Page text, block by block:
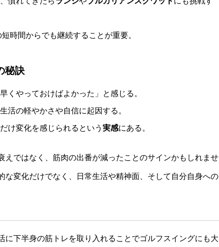
時間からでも継続することが重要。
秘訣
くやっておけばよかった」と感じる。
活の軽やかさや自信に起因する。
け変化を感じられるという 実感にある。
えではなく、筋肉の出番が減ったことのサインかもしれませ
な変化だけでなく、日常生活や精神面、そして自分自身への
に下半身の筋トレを取り入れることでゴルフスイングにも大